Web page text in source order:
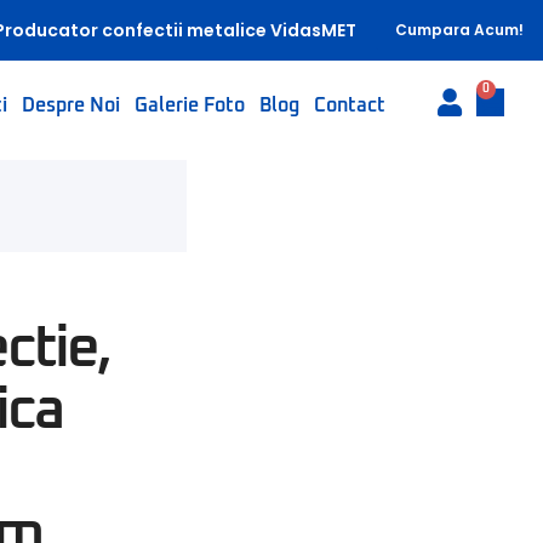
confectii metalice VidasMET Cumpara Acum!
Despre Noi Galerie Foto Blog Contact
0